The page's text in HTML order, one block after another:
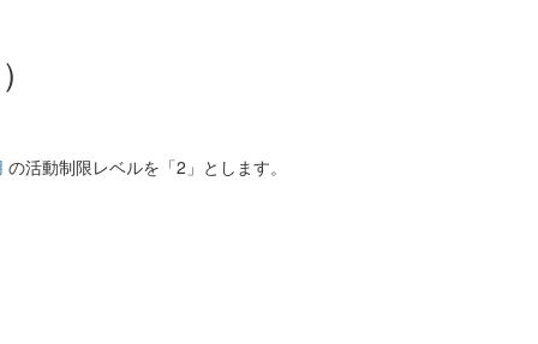
の活動制限レベルを「2」とします。